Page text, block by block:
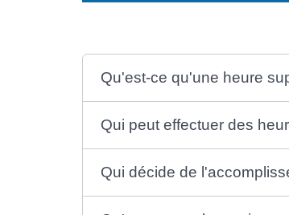
Qu'est-ce qu'une heure
Qui peut effectuer des
Qui décide de